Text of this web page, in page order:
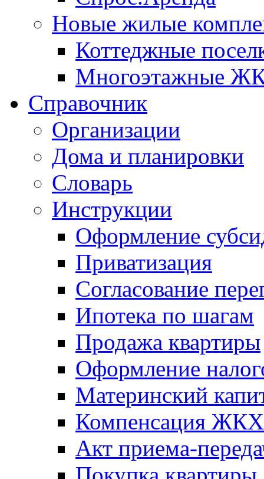
Новые жилые
Коттеджные
Многоэтажные
Справочник
Организации
Дома и планировки
Словарь
Инструкции
Оформление
Приватизация
Согласование
Ипотека по шагам
Продажа квартиры
Оформление
Материнский
Компенсация ЖКХ
Акт приема-